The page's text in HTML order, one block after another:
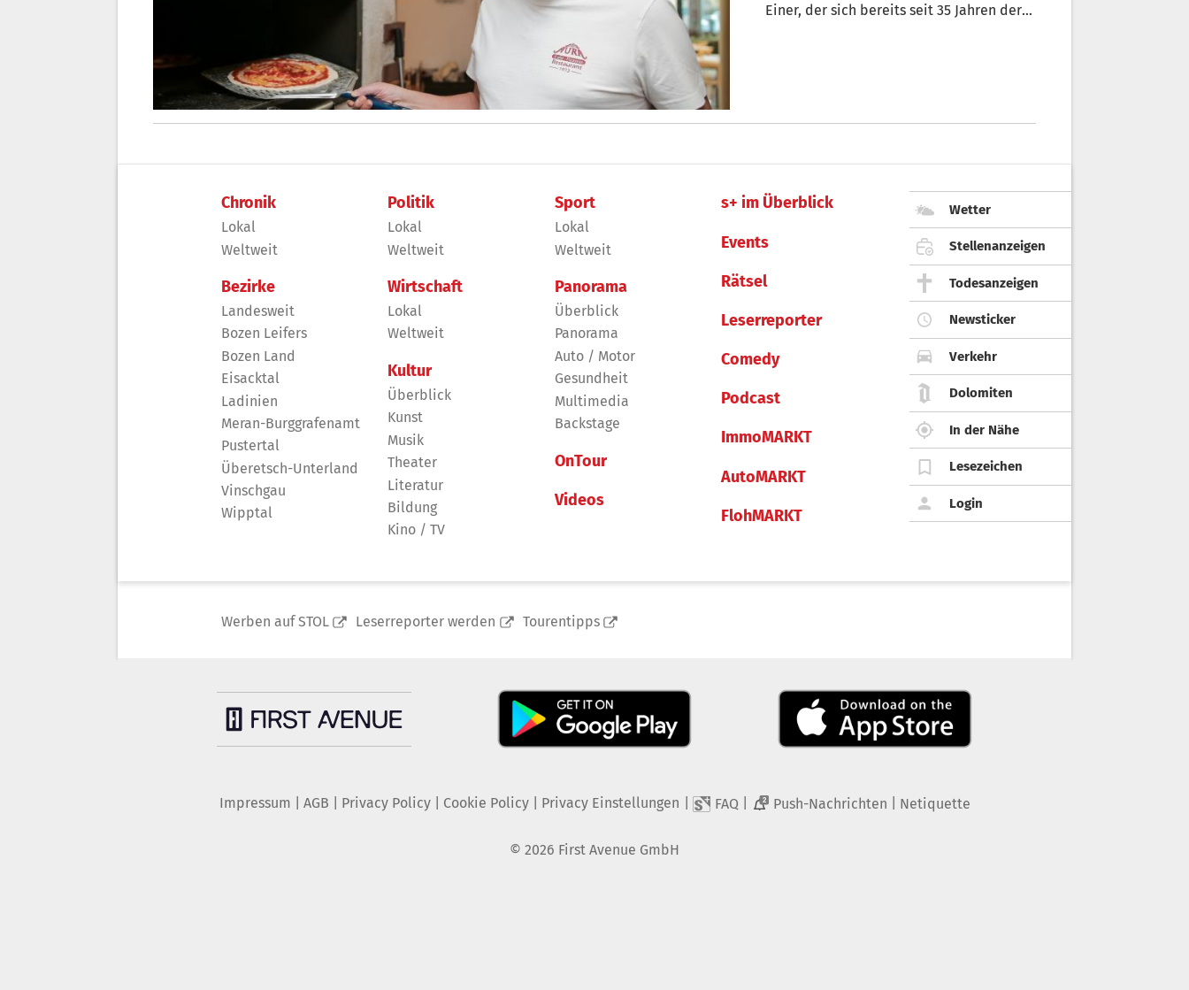
Einer, der sich bereits seit 35 Jahren der
Chronik
Lokal
Weltweit
Bezirke
Landesweit
Bozen Leifers
Bozen Land
Eisacktal
Ladinien
Meran-Burggrafenamt
Pustertal
Überetsch-Unterland
Vinschgau
Wipptal
Politik
Lokal
Weltweit
Wirtschaft
Lokal
Weltweit
Kultur
Überblick
Kunst
Musik
Theater
Literatur
Bildung
Kino / TV
Sport
Lokal
Weltweit
Panorama
Überblick
Panorama
Auto / Motor
Gesundheit
Multimedia
Backstage
OnTour
Videos
s+ im Überblick
Events
Rätsel
Leserreporter
Comedy
Podcast
ImmoMARKT
AutoMARKT
FlohMARKT
Wetter
Stellenanzeigen
Todesanzeigen
Newsticker
Verkehr
Dolomiten
In der Nähe
Lesezeichen
Login
Werben auf STOL Leserreporter werden Tourentipps
Impressum AGB Privacy Policy| Cookie Policy| Privacy Einstellungen FAQ 2 Push-Nachrichten Netiquette
© 2026 First Avenue GmbH